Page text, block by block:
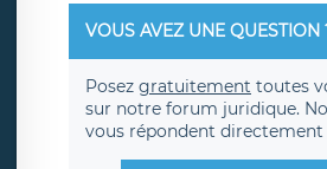
VOUS AVEZ UNE QUESTION
Posez gratuitement toutes
sur notre forum juridique.
vous répondent directement